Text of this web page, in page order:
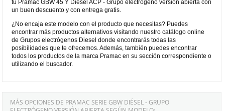
tu Pramac GBW 45 Y Diesel ACP - Grupo electrógeno versión abierta con
un buen descuento y con entrega gratis.
¿No encaja este modelo con el producto que necesitas? Puedes
encontrar más productos alternativos visitando nuestro catálogo online
de Grupos electrógenos Diesel donde encontrarás todas las
posibilidades que te ofrecemos. Además, también puedes encontrar
todos los productos de la marca Pramac en su sección correspondiente o
utilizando el buscador.
MÁS OPCIONES DE PRAMAC SERIE GBW DIÉSEL - GRUPO